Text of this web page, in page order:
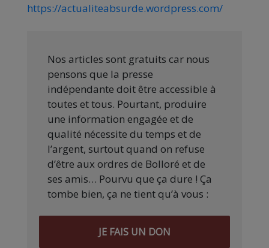
https://actualiteabsurde.wordpress.com/
Nos articles sont gratuits car nous
pensons que la presse
indépendante doit être accessible à
toutes et tous. Pourtant, produire
une information engagée et de
qualité nécessite du temps et de
l’argent, surtout quand on refuse
d’être aux ordres de Bolloré et de
ses amis… Pourvu que ça dure ! Ça
tombe bien, ça ne tient qu’à vous :
JE FAIS UN DON